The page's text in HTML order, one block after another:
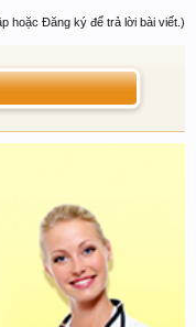
hoặc Đăng ký để trả lời bài viết.)